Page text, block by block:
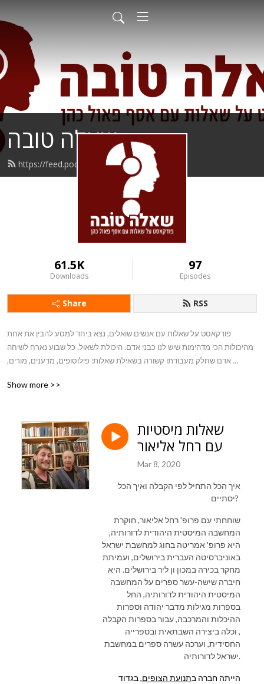
שאלה טובה
https://feed.podbean.com/asking/feed.xml
61.5K
Downloads
97
Episodes
Share RSS
פודקאסט על שאלות עם אנשים שואלים, נצא ביחד למסע להבין את אחת
מהיכולות הכי מדהימות שיש לנו כבני אדם. היכולת לשאול. כל שבוע נארח לשיחה
אדם שחלק מעבודתו קשורה בשאילת שאלות: פילוסופים, מדענים, מורים,
Show more >>
שאלות מיסטיות
עם רחל אליאור
Mar 8, 2020
איך הכל התחיל לפי הקבלה ואיך הכל
יסתיים?
שוחחתי עם פרופ' רחל אליאור, חוקרת
המחשבה המיסטית היהודית לדורותיה,
היא פרופ' אמריטה בחוג למחשבת ישראל
באוניברסיטה העברית בירושלים, ועמיתת
מחקר בכירה במכון ון ליר בירושלים. היא
חיברה שישה-עשר ספרים על המחשבה
המיסטית היהודית לדורותיה, החל
בספרות מגילות מדבר יהודה וספרות
ההיכלות והמרכבה, עבור בספרות הקבלה
, וכלה ביצירה השבתאית ובספרייה
החסידית, וערכה עשרה ספרים במחשבת
ישראל לדורותיה.
הייתה חברה בתנועת הצופים, בגדוד